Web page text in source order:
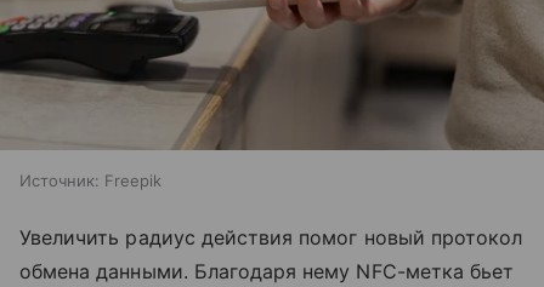
Источник: Freepik
Увеличить радиус действия помог новый протокол
обмена данными. Благодаря нему NFC-метка бьет